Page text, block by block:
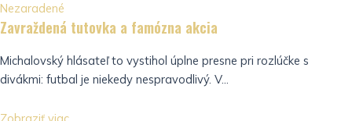
Nezaradené
Zavraždená tutovka a famózna akcia
Michalovský hlásateľ to vystihol úplne presne pri rozlúčke s
divákmi: futbal je niekedy nespravodlivý. V...
Zobraziť viac